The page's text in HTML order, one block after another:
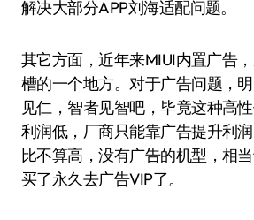
解决大部分APP刘海适配问题。
其它方面，近年来MIUI内置广告
槽的一个地方。对于广告问题，
见仁，智者见智吧，毕竟这种高
利润低，厂商只能靠广告提升利
比不算高，没有广告的机型，相
买了永久去广告VIP了。